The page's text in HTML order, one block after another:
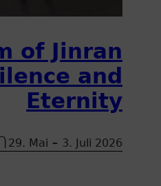
of Jinran
and
Eternity
29. Mai – 3. Juli 2026